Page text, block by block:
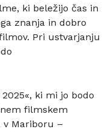
ki beležijo čas in
znanja in dobro
Pri ustvarjanju
2025«, ki mi jo bodo
filmskem
Mariboru –